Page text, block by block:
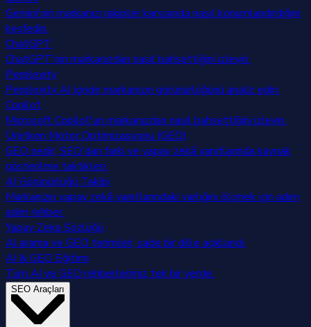
Gemini'nin markanızı rakipler karşısında nasıl konumlandırdığını
keşfedin.
ChatGPT
ChatGPT'nin markanızdan nasıl bahsettiğini izleyin.
Perplexity
Perplexity AI içinde markanızın görünürlüğünü analiz edin.
Copilot
Microsoft Copilot'un markanızdan nasıl bahsettiğini izleyin.
Üretken Motor Optimizasyonu (GEO)
GEO nedir, SEO'dan farkı ve yapay zekâ yanıtlarında kaynak
gösterilme taktikleri.
AI Görünürlüğü Takibi
Markanızın yapay zekâ yanıtlarındaki varlığını ölçmek için adım
adım rehber.
Yapay Zeka Sözlüğü
AI arama ve GEO terimleri, sade bir dille açıklandı.
AI & GEO Eğitimi
Tüm AI ve GEO rehberlerimiz tek bir yerde.
SEO Araçları